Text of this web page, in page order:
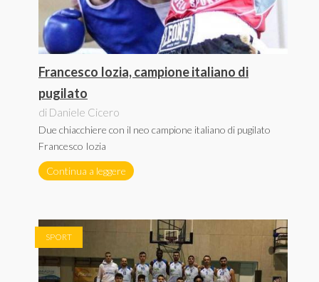
Francesco Iozia, campione italiano di
pugilato
di Daniele Cicero
Due chiacchiere con il neo campione italiano di pugilato
Francesco Iozia
Continua a leggere
SPORT